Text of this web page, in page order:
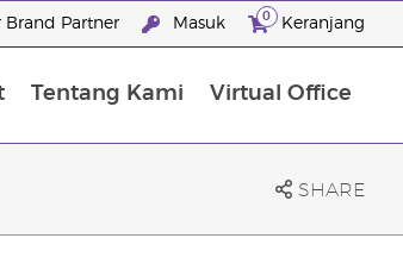
Brand Partner Masuk 0 Keranjang
Tentang Kami Virtual Office
SHARE